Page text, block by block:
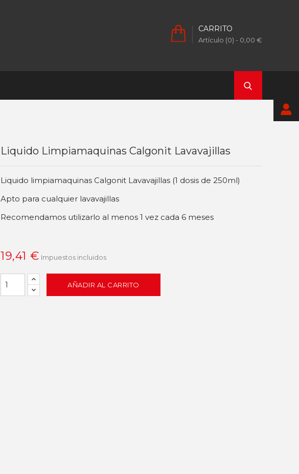
CARRITO
Artículo (0) - 0,00 €
Liquido Limpiamaquinas Calgonit Lavavajillas
Liquido limpiamaquinas Calgonit Lavavajillas (1 dosis de 250ml)
Apto para cualquier lavavajillas
Recomendamos utilizarlo al menos 1 vez cada 6 meses
19,41 € Impuestos incluidos
AÑADIR AL CARRITO